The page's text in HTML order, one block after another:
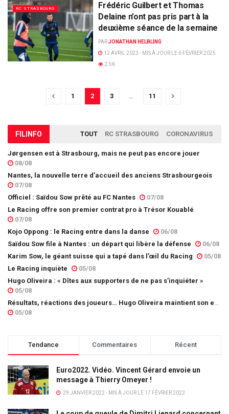
RC STRASBOURG
Frédéric Guilbert et Thomas
Delaine n’ont pas pris part à la
deuxième séance de la semaine
PARJONATHAN HELBLING
12 AVRIL 2023 - MIS À JOUR LE 6 FÉVRIER 2025
2.5K
1 2 3 … 11
FIL INFO TOUT RC STRASBOURG CORONAVIRUS
Jørgensen est à Strasbourg, mais ne peut pas encore jouer
08/08
Nantes, la nouvelle terre d’accueil des anciens Strasbourgeois
07/08
Officiel : Saïdou Sow prêté au FC Nantes
07/08
Le Racing offre son premier contrat pro à Trésor Kouablé
07/08
Kojo Oppong : le Racing entre dans la danse
06/08
Saïdou Sow file à Nantes : un départ qui libère la défense
06/08
Karim Sow, le géant suisse qui a tapé dans l’œil du Racing
05/08
Le Racing inquiète
05/08
Hugo Oliveira : « Dîtes aux supporters de ne pas s’inquiéter »
05/08
05/08
Tendance Commentaires Récent
Euro2022. Vidéo. Vincent Gérard envoie un
message à Thierry Omeyer !
29 JANVIER 2022 - MIS À JOUR LE 17 FÉVRIER 2022